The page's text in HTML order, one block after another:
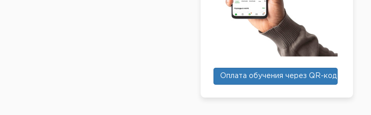
Оплата обучения через QR-код